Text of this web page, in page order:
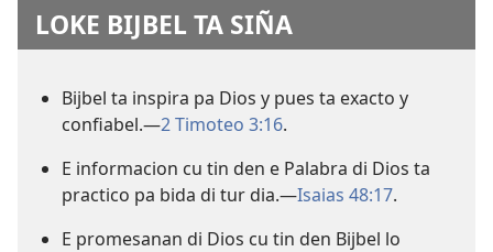
LOKE BIJBEL TA SIÑA
Bijbel ta inspira pa Dios y pues ta exacto y
confiabel.—2 Timoteo 3:16.
E informacion cu tin den e Palabra di Dios ta
practico pa bida di tur dia.—Isaias 48:17.
E promesanan di Dios cu tin den Bijbel lo